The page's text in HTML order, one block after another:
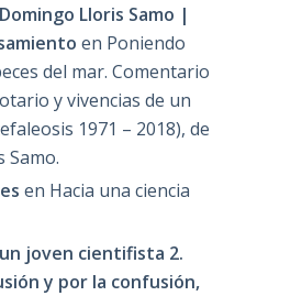
Lloris Samo |
en Poniendo
del mar. Comentario
y vivencias de un
1971 – 2018), de
Samo.
en Hacia una ciencia
joven cientifista 2.
y por la confusión,